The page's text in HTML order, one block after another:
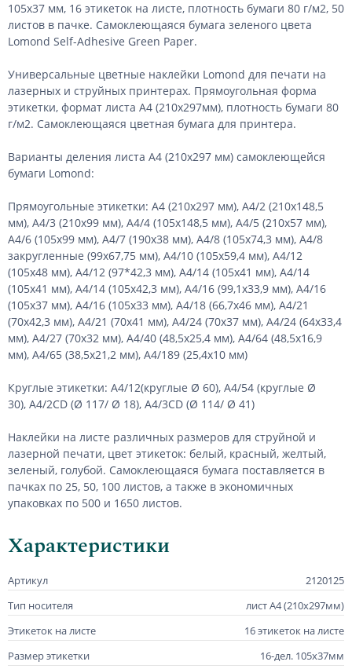
105х37 мм, 16 этикеток на листе, плотность бумаги 80 г/м2, 50
листов в пачке. Самоклеющаяся бумага зеленого цвета
Lomond Self-Adhesive Green Paper.
Универсальные цветные наклейки Lomond для печати на
лазерных и струйных принтерах. Прямоугольная форма
этикетки, формат листа А4 (210х297мм), плотность бумаги 80
г/м2. Самоклеющаяся цветная бумага для принтера.
Варианты деления листа А4 (210х297 мм) самоклеющейся
бумаги Lomond:
Прямоугольные этикетки: А4 (210х297 мм), А4/2 (210х148,5
мм), А4/3 (210х99 мм), А4/4 (105х148,5 мм), А4/5 (210х57 мм),
А4/6 (105х99 мм), А4/7 (190х38 мм), А4/8 (105х74,3 мм), А4/8
закругленные (99х67,75 мм), А4/10 (105х59,4 мм), А4/12
(105х48 мм), А4/12 (97*42,3 мм), А4/14 (105х41 мм), А4/14
(105х41 мм), А4/14 (105х42,3 мм), А4/16 (99,1х33,9 мм), А4/16
(105х37 мм), А4/16 (105х33 мм), А4/18 (66,7х46 мм), А4/21
(70х42,3 мм), А4/21 (70х41 мм), А4/24 (70х37 мм), А4/24 (64х33,4
мм), А4/27 (70х32 мм), А4/40 (48,5х25,4 мм), А4/64 (48,5х16,9
мм), А4/65 (38,5х21,2 мм), А4/189 (25,4х10 мм)
Круглые этикетки: А4/12(круглые Ø 60), А4/54 (круглые Ø
30), А4/2CD (Ø 117/ Ø 18), А4/3CD (Ø 114/ Ø 41)
Наклейки на листе различных размеров для струйной и
лазерной печати, цвет этикеток: белый, красный, желтый,
зеленый, голубой. Самоклеющаяся бумага поставляется в
пачках по 25, 50, 100 листов, а также в экономичных
упаковках по 500 и 1650 листов.
Характеристики
Артикул
2120125
Тип носителя
лист А4 (210х297мм)
Этикеток на листе
16 этикеток на листе
Размер этикетки
16-дел. 105х37мм